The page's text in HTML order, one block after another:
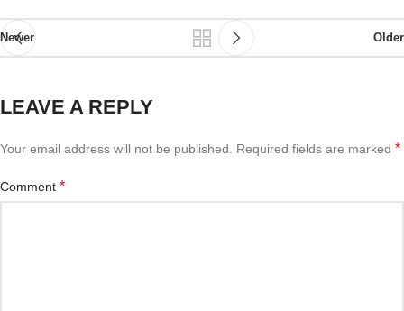
Newer Older
LEAVE A REPLY
Your email address will not be published. Required fields are marked *
Comment *